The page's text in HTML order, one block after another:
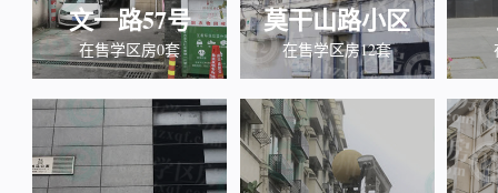
文一路57号
在售学区房0套
莫干山路小区
在售学区房12套